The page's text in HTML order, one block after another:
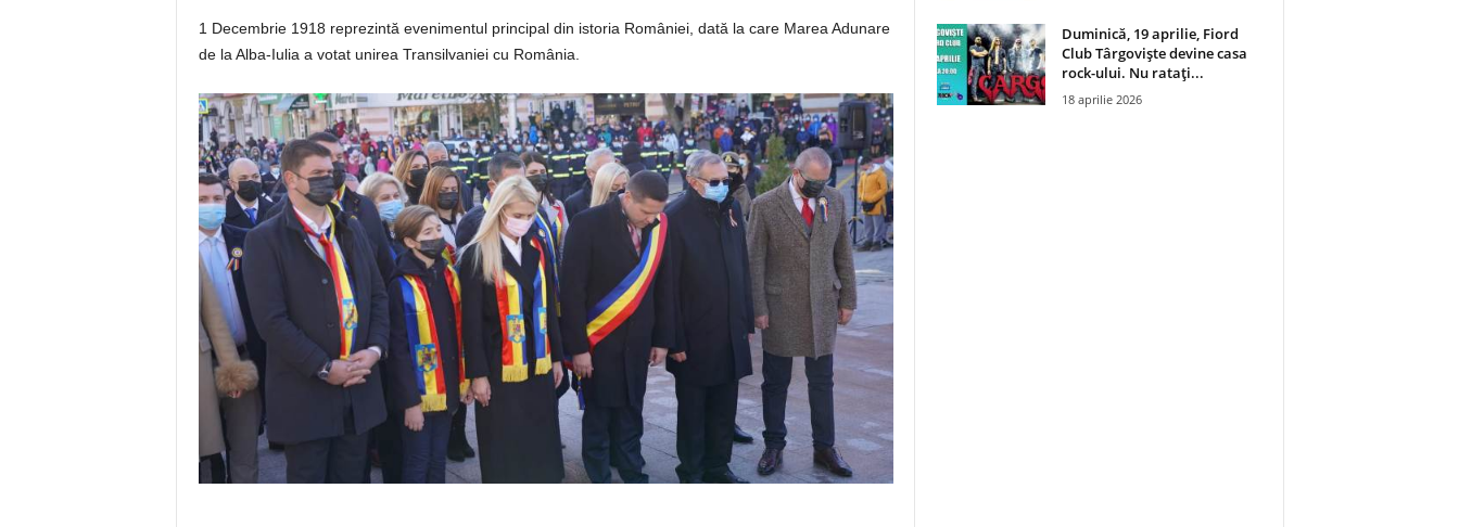
1 Decembrie 1918 reprezintă evenimentul principal din istoria României, dată la care Marea Adunare
de la Alba-Iulia a votat unirea Transilvaniei cu România.
Duminică, 19 aprilie, Fiord
Club Târgoviște devine casa
rock-ului. Nu ratați...
18 aprilie 2026